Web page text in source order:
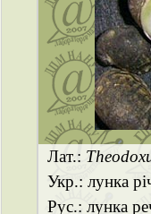
Лат.:
Укр.: лунка
Рус.: лунка